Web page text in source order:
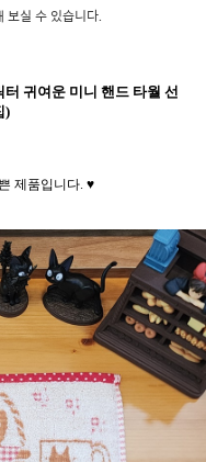
보실 수 있습니다.
귀여운 미니 핸드 타월 선
)
제품입니다. ♥